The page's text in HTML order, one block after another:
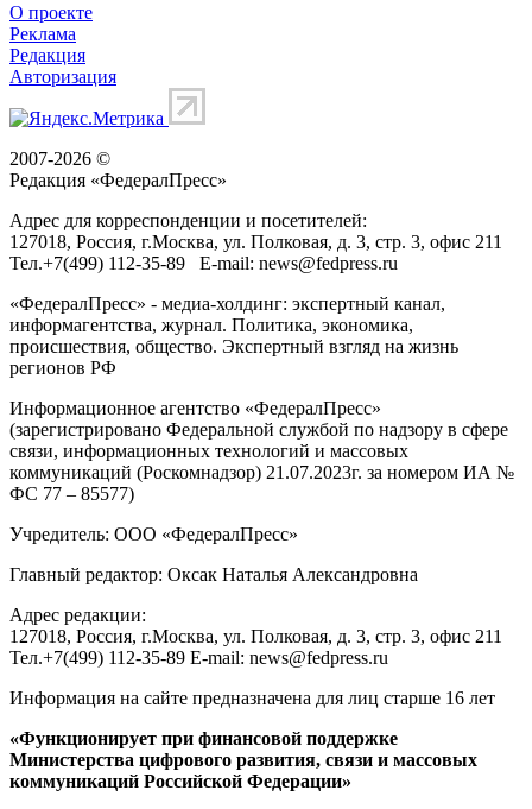
О проекте
Реклама
Редакция
Авторизация
2007-2026 ©
Редакция «ФедералПресс»
Адрес для корреспонденции и посетителей:
127018, Россия, г.Москва, ул. Полковая, д. 3, стр. 3, офис 211
Тел.+7(499) 112-35-89 E-mail: news@fedpress.ru
«ФедералПресс» - медиа-холдинг: экспертный канал,
информагентства, журнал. Политика, экономика,
происшествия, общество. Экспертный взгляд на жизнь
регионов РФ
Информационное агентство «ФедералПресс»
(зарегистрировано Федеральной службой по надзору в сфере
связи, информационных технологий и массовых
коммуникаций (Роскомнадзор) 21.07.2023г. за номером ИА №
ФС 77 – 85577)
Учредитель: ООО «ФедералПресс»
Главный редактор: Оксак Наталья Александровна
Адрес редакции:
127018, Россия, г.Москва, ул. Полковая, д. 3, стр. 3, офис 211
Тел.+7(499) 112-35-89 E-mail: news@fedpress.ru
Информация на сайте предназначена для лиц старше 16 лет
«Функционирует при финансовой поддержке
Министерства цифрового развития, связи и массовых
коммуникаций Российской Федерации»